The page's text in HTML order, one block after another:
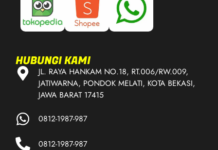
HUBUNGI KAMI
JL. RAYA HANKAM NO.18, RT.006/RW.009,
JATIWARNA, PONDOK MELATI, KOTA BEKASI,
JAWA BARAT 17415
0812-1987-987
0812-1987-987